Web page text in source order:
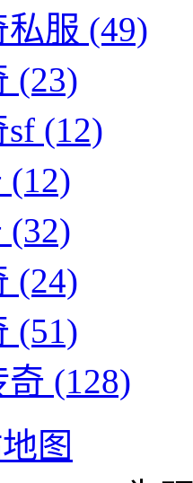
私服 (49)
(23)
sf (12)
(12)
(32)
(24)
(51)
奇 (128)
图